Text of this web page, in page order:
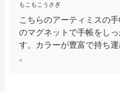
もこもこうさぎ
こちらのアーティミスの
のマグネットで手帳をし
す。カラーが豊富で持ち
。